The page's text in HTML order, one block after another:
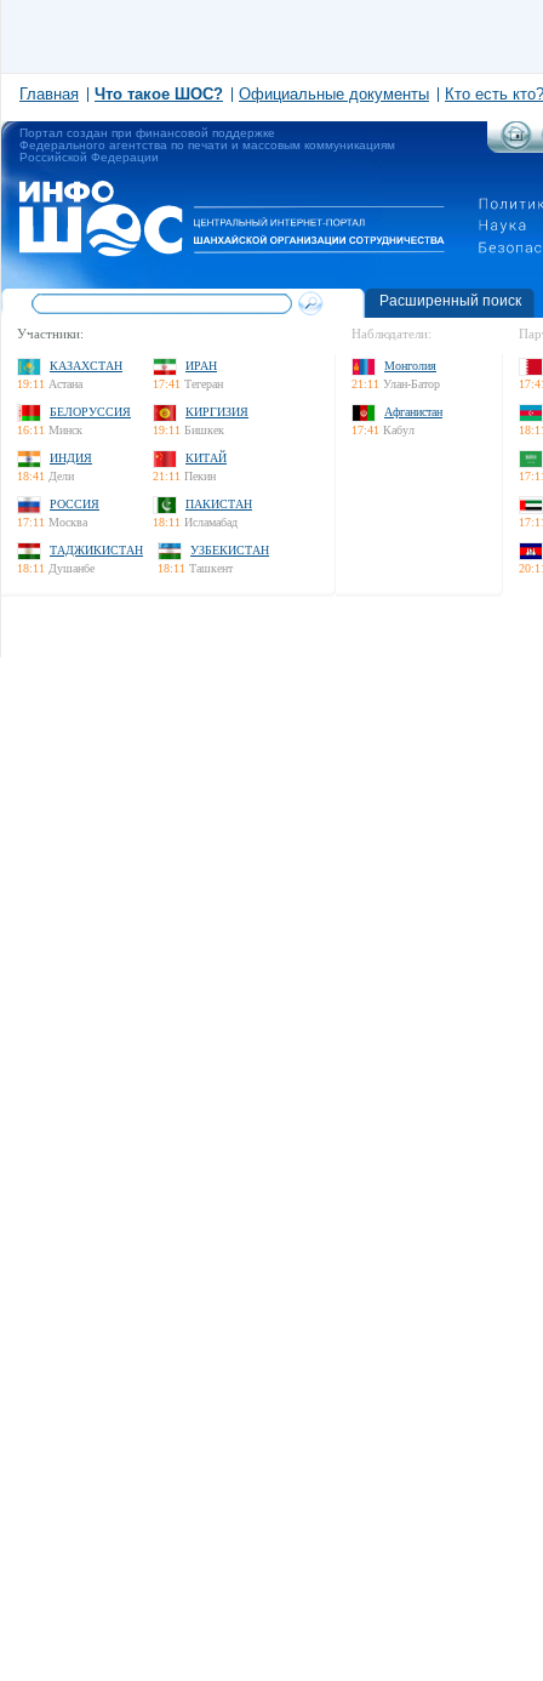
Главная Что такое ШОС? Официальные документы Кто есть кто?
Портал создан при финансовой поддержке
Федерального агентства по печати и массовым коммуникациям
Российской Федерации
Расширенный поиск
Участники:
КАЗАХСТАН
19:11 Астана
ИРАН
17:41 Тегеран
БЕЛОРУССИЯ
16:11 Минск
КИРГИЗИЯ
19:11 Бишкек
ИНДИЯ
18:41 Дели
КИТАЙ
21:11 Пекин
РОССИЯ
17:11 Москва
ПАКИСТАН
18:11 Исламабад
ТАДЖИКИСТАН
18:11 Душанбе
УЗБЕКИСТАН
18:11 Ташкент
Наблюдатели:
Монголия
21:11 Улан-Батор
Афганистан
17:41 Кабул